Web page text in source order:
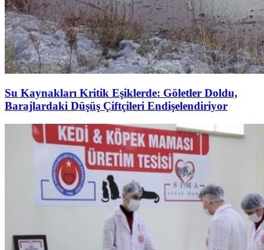
Su Kaynakları Kritik Eşiklerde: Göletler Doldu,
Barajlardaki Düşüş Çiftçileri Endişelendiriyor